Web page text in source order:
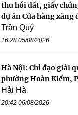
thu hồi đất, giấy
dự án Cửa hàng xăng
Trần Quý
16:28 05/08/2026
Hà Nội: Chỉ đạo giải
phường Hoàn Kiếm,
Hải Hà
20:42 06/08/2026